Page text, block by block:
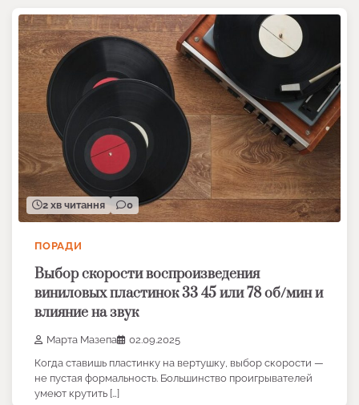
2 хв читання 0
ПОРАДИ
Выбор скорости воспроизведения
виниловых пластинок 33 45 или 78 об/мин и
влияние на звук
Марта Мазепа
02.09.2025
Когда ставишь пластинку на вертушку, выбор скорости —
не пустая формальность. Большинство проигрывателей
умеют крутить […]